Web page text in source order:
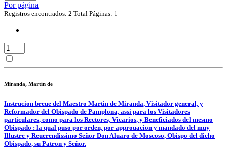
Por página
Registros encontrados: 2 Total Páginas: 1
Miranda, Martín de
Instrucion breue del Maestro Martin de Miranda, Visitador general, y
Reformador del Obispado de Pamplona, assi para los Visitadores
particulares, como para los Rectores, Vicarios, y Beneficiados del mesmo
Obispado : la qual puso por orden, por approuacion y mandado del muy
Illustre y Reuerendissimo Señor Don Aluaro de Moscoso, Obispo del dicho
Obispado, su Patron y Señor.